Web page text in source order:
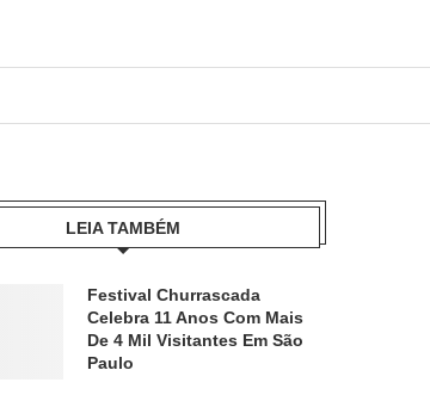
LEIA TAMBÉM
Festival Churrascada
Celebra 11 Anos Com Mais
De 4 Mil Visitantes Em São
Paulo